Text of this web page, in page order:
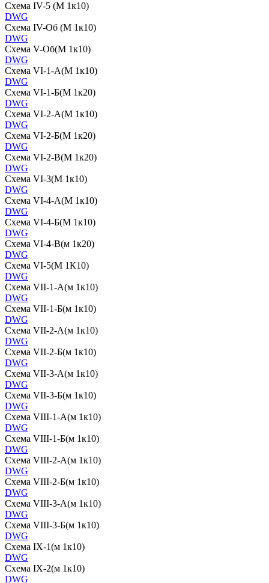
Схема IV-5 (М 1к10)
DWG
Схема IV-Об (М 1к10)
DWG
Схема V-Об(М 1к10)
DWG
Схема VI-1-А(М 1к10)
DWG
Схема VI-1-Б(М 1к20)
DWG
Схема VI-2-А(М 1к10)
DWG
Схема VI-2-Б(М 1к20)
DWG
Схема VI-2-В(М 1к20)
DWG
Схема VI-3(М 1к10)
DWG
Схема VI-4-А(М 1к10)
DWG
Схема VI-4-Б(М 1к10)
DWG
Схема VI-4-В(м 1к20)
DWG
Схема VI-5(М 1К10)
DWG
Схема VII-1-А(м 1к10)
DWG
Схема VII-1-Б(м 1к10)
DWG
Схема VII-2-А(м 1к10)
DWG
Схема VII-2-Б(м 1к10)
DWG
Схема VII-3-А(м 1к10)
DWG
Схема VII-3-Б(м 1к10)
DWG
Схема VIII-1-А(м 1к10)
DWG
Схема VIII-1-Б(м 1к10)
DWG
Схема VIII-2-А(м 1к10)
DWG
Схема VIII-2-Б(м 1к10)
DWG
Схема VIII-3-А(м 1к10)
DWG
Схема VIII-3-Б(м 1к10)
DWG
Схема IX-1(м 1к10)
DWG
Схема IX-2(м 1к10)
DWG